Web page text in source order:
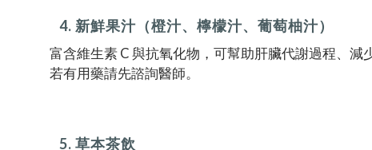
4. 新鮮果汁（橙汁、檸檬汁、葡萄柚汁）
富含維生素 C 與抗氧化物，可幫助肝臟代謝過程、
若有用藥請先諮詢醫師。
5. 草本茶飲